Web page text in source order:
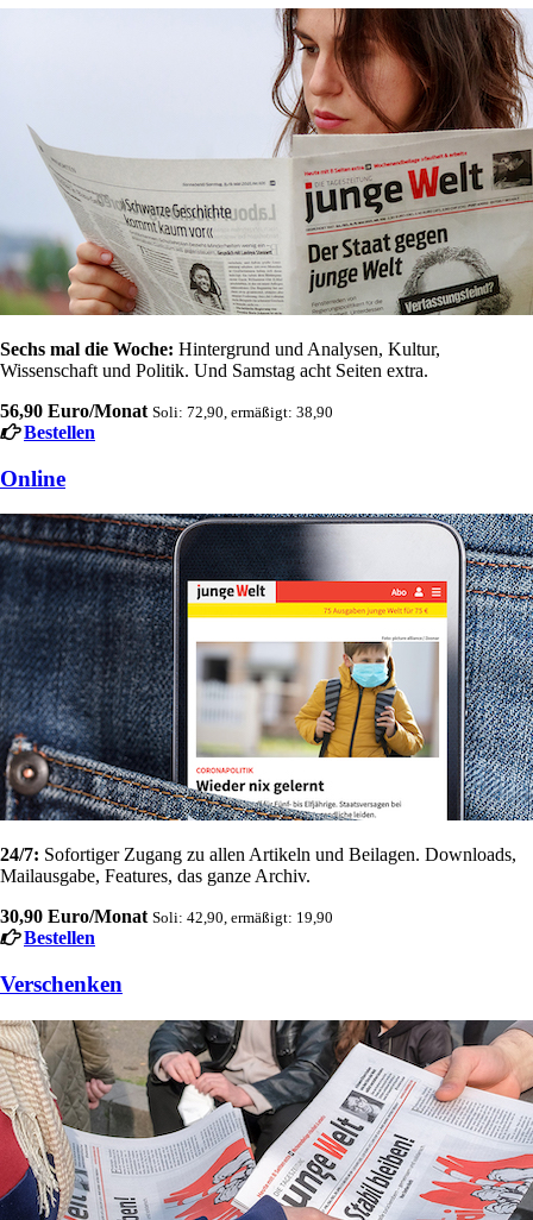
Sechs mal die Woche: Hintergrund und Analysen, Kultur,
Wissenschaft und Politik. Und Samstag acht Seiten extra.
56,90 Euro/Monat Soli: 72,90, ermäßigt: 38,90
Bestellen
Online
24/7: Sofortiger Zugang zu allen Artikeln und Beilagen. Downloads,
Mailausgabe, Features, das ganze Archiv.
30,90 Euro/Monat Soli: 42,90, ermäßigt: 19,90
Bestellen
Verschenken